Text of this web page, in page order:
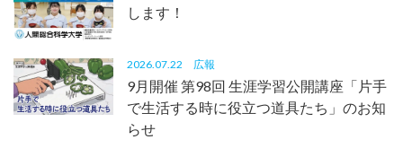
します！
2026.07.22 広報
9月開催 第98回 生涯学習公開講座「片手
で生活する時に役立つ道具たち」のお知
らせ